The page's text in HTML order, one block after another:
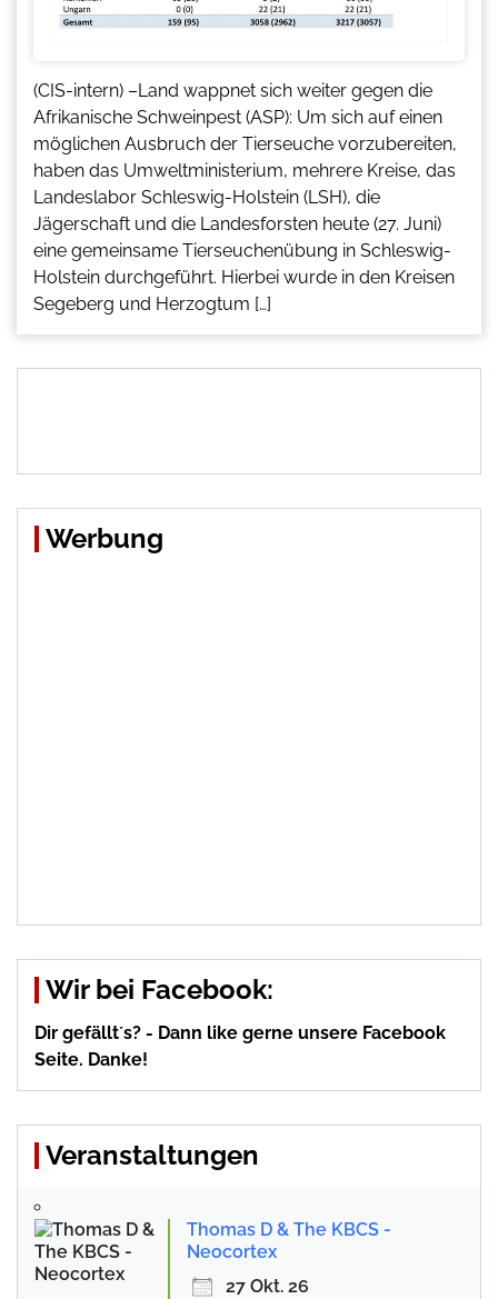
(CIS-intern) –Land wappnet sich weiter gegen die
Afrikanische Schweinpest (ASP): Um sich auf einen
möglichen Ausbruch der Tierseuche vorzubereiten,
haben das Umweltministerium, mehrere Kreise, das
Landeslabor Schleswig-Holstein (LSH), die
Jägerschaft und die Landesforsten heute (27. Juni)
eine gemeinsame Tierseuchenübung in Schleswig-
Holstein durchgeführt. Hierbei wurde in den Kreisen
Segeberg und Herzogtum […]
Werbung
Wir bei Facebook:
Dir gefällt´s? - Dann like gerne unsere Facebook
Seite. Danke!
Veranstaltungen
Thomas D & The KBCS -
Neocortex
27 Okt. 26